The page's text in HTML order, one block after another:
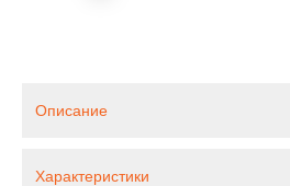
Описание
Характеристики